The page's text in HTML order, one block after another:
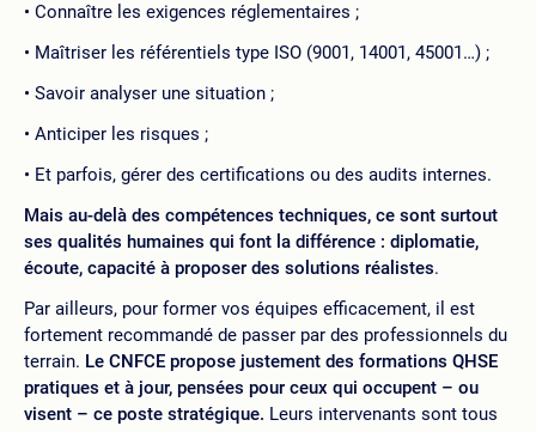
Connaître les exigences réglementaires ;
Maîtriser les référentiels type ISO (9001, 14001, 45001…) ;
Savoir analyser une situation ;
Anticiper les risques ;
Et parfois, gérer des certifications ou des audits internes.
Mais au-delà des compétences techniques, ce sont surtout
ses qualités humaines qui font la différence : diplomatie,
écoute, capacité à proposer des solutions réalistes.
Par ailleurs, pour former vos équipes efficacement, il est
fortement recommandé de passer par des professionnels du
terrain. Le CNFCE propose justement des formations QHSE
pratiques et à jour, pensées pour ceux qui occupent – ou
visent – ce poste stratégique. Leurs intervenants sont tous